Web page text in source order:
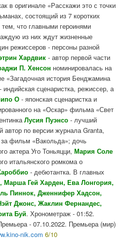
в оригинале «Расскажи это с точки
состоящий из 7 коротких
что главными героинями
из них ждут жизненные
режиссеров - персоны разной
Хардвик - автор первой части
П. Хенсон номинировалась на
«Загадочная история Бенджамина
- индийская сценаристка, режиссер, а
О- японская сценаристка и
на «Оскар» фильма «Свет
Лусия Пуэнсо - лучший
автор по версии журнала Granta,
фильм «Вакольда»; дочь
актера Уго Тоньяцци,Мария Соле
итальянского ромкома о
- дебютантка. В главных
Марша Гей Харден, Ева Лонгория,
Пиннок, Дженнифер Хадсон,
Джонс, Жаклин Фернандес,
Буй. Хронометраж - 01:52.
- 07.10.2022. Премьера (мир)
nik.com 6/10